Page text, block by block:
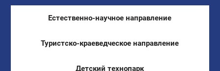
Естественно-научное направление
Туристско-краеведческое направление
Детский технопарк